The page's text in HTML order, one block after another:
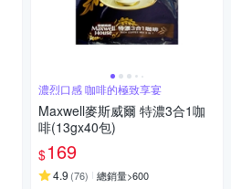
濃烈口感 咖啡的極致享宴
Maxwell麥斯威爾 特濃3合1咖
啡(13gx40包)
$169
4.9 (76) 總銷量>600